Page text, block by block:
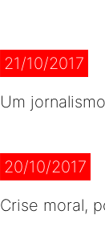
21/10/2017
Um
20/10/2017
Crise moral,